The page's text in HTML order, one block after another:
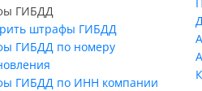
ГИБДД
штрафы ГИБДД
ГИБДД по номеру
ГИБДД по ИНН компании